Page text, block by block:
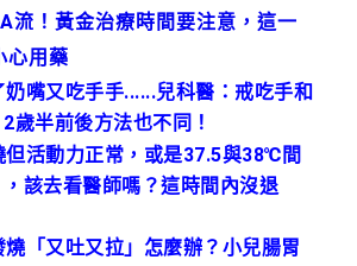
流！黃金治療時間要注意，這一
心用藥
嘴又吃手手......兒科醫：戒吃手和
歲半前後方法也不同！
但活動力正常，或是37.5與38℃間
該去看醫師嗎？這時間內沒退
「又吐又拉」怎麼辦？小兒腸胃